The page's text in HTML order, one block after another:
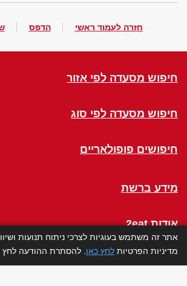
חזרה לעמוד ראשי הדפס
חיפוש מסעדה לפי אזור
חיפוש מסעדה לפי סוג
חיפושים פופולאריים
מידע ברשת
אודות 2eat
Click a Table
אתר זה משתמש בעוגיות לצרכי ניתוח תנועות
מדיניות הפרטיות לחץ כאן . להסתרת ההודעה לחץ